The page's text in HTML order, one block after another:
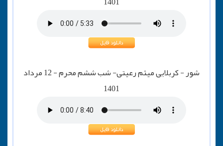
شور - کربلایی میثم رعیتی- شب ششم محرم - 12 مرداد
1401